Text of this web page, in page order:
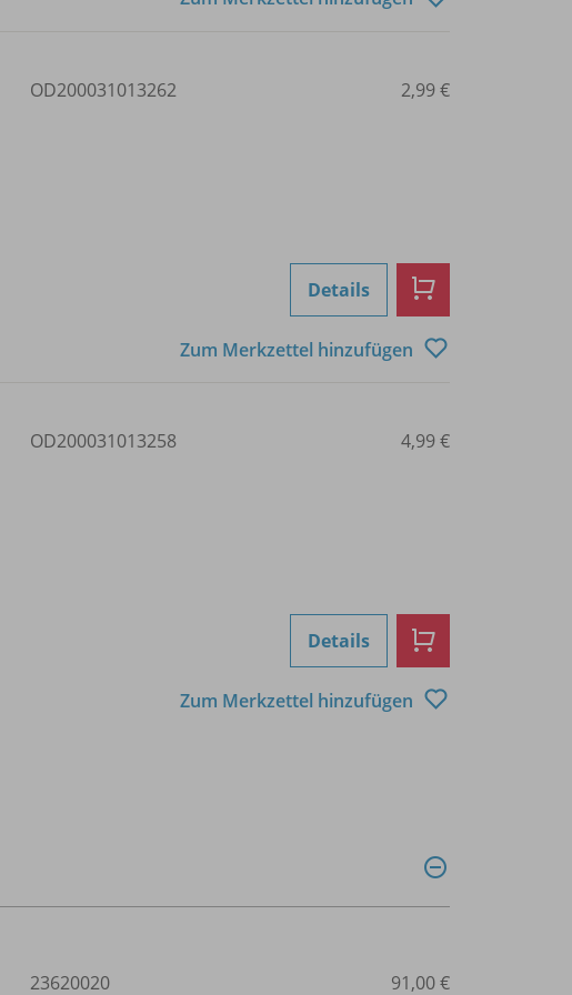
OD200031013262 2,99 €
Details
Zum Merkzettel hinzufügen
OD200031013258 4,99 €
Details
Zum Merkzettel hinzufügen
23620020 91,00 €